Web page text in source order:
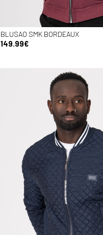
BLUSAO SMK BORDEAUX
149.99€